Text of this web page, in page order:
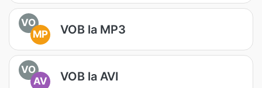
VO
MP
VOB la MP3
VO
AV
VOB la AVI